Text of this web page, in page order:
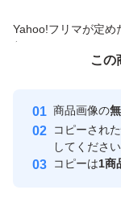
る大ヒット商品。
そしてこのたび
角質が増える現
摩擦ダメージを
アできないかと
角層をほぐし、
Yahoo!フリマが定め
付与しています
安心取引出品者
取引実績
この
商品画像の
コピーされ
してください
コピーは1商
この商品をみて